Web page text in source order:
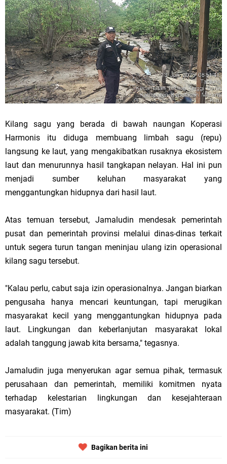
Kilang sagu yang berada di bawah naungan Koperasi
Harmonis itu diduga membuang limbah sagu (repu)
langsung ke laut, yang mengakibatkan rusaknya ekosistem
laut dan menurunnya hasil tangkapan nelayan. Hal ini pun
menjadi sumber keluhan masyarakat yang
menggantungkan hidupnya dari hasil laut.
Atas temuan tersebut, Jamaludin mendesak pemerintah
pusat dan pemerintah provinsi melalui dinas-dinas terkait
untuk segera turun tangan meninjau ulang izin operasional
kilang sagu tersebut.
"Kalau perlu, cabut saja izin operasionalnya. Jangan biarkan
pengusaha hanya mencari keuntungan, tapi merugikan
masyarakat kecil yang menggantungkan hidupnya pada
laut. Lingkungan dan keberlanjutan masyarakat lokal
adalah tanggung jawab kita bersama," tegasnya.
Jamaludin juga menyerukan agar semua pihak, termasuk
perusahaan dan pemerintah, memiliki komitmen nyata
terhadap kelestarian lingkungan dan kesejahteraan
masyarakat. (Tim)
Bagikan berita ini